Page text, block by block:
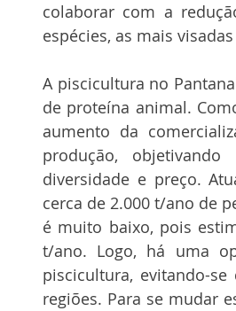
colaborar com a
espécies, as mais
A piscicultura no
de proteína animal.
aumento da
produção,
diversidade e preço.
cerca de 2.000 t/ano de
é muito baixo, pois
t/ano. Logo, há uma
piscicultura, evitando-
regiões. Para se mudar